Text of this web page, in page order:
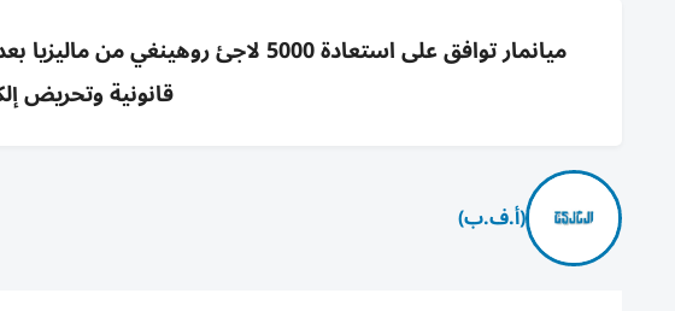
ميانمار توافق على استعادة 5000
قانونية وتحريض
(أ.ف.ب)